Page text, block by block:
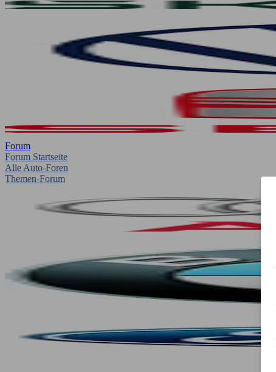
Forum
Forum Startseite
Alle Auto-Foren
Themen-Forum